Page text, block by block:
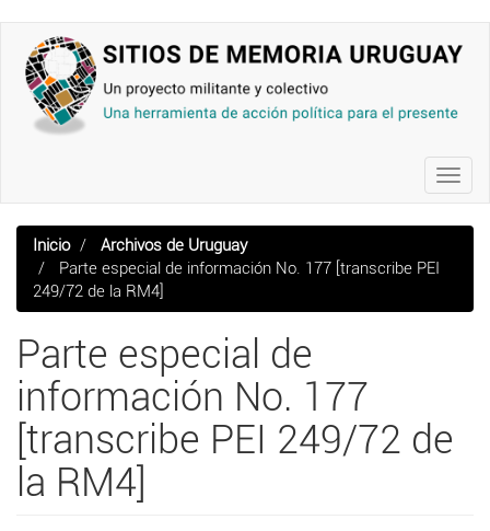
contenido
principal
Inicio
Archivos de Uruguay
Parte especial de información No. 177 [transcribe PEI
249/72 de la RM4]
Parte especial de
información No. 177
[transcribe PEI 249/72 de
la RM4]